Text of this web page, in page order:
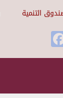
التنمية